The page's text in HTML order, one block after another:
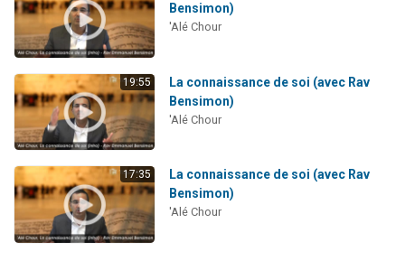
Bensimon)
'Alé Chour
19:55
La connaissance de soi (avec Rav
Bensimon)
'Alé Chour
17:35
La connaissance de soi (avec Rav
Bensimon)
'Alé Chour